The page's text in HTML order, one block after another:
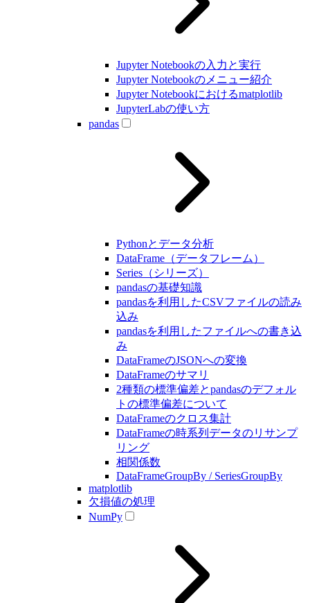
Jupyter Notebookの入力と実行
Jupyter Notebookのメニュー紹介
Jupyter Notebookにおけるmatplotlib
JupyterLabの使い方
pandas
Pythonとデータ分析
DataFrame（データフレーム）
Series（シリーズ）
pandasの基礎知識
pandasを利用したCSVファイルの読み
込み
pandasを利用したファイルへの書き込
み
DataFrameのJSONへの変換
DataFrameのサマリ
2種類の標準偏差とpandasのデフォル
トの標準偏差について
DataFrameのクロス集計
DataFrameの時系列データのリサンプ
リング
相関係数
DataFrameGroupBy / SeriesGroupBy
matplotlib
欠損値の処理
NumPy